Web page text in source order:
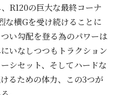
R120の巨大な最終コーナ
な横Gを受け続けることに
い勾配を登る為のパワーは
いなしつつもトラクション
シセット、そしてハードな
るための体力、この3つが